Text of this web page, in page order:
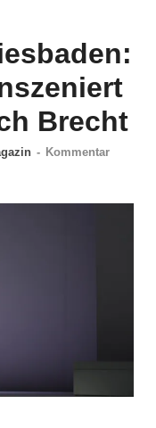
Brecht
- Kommentar